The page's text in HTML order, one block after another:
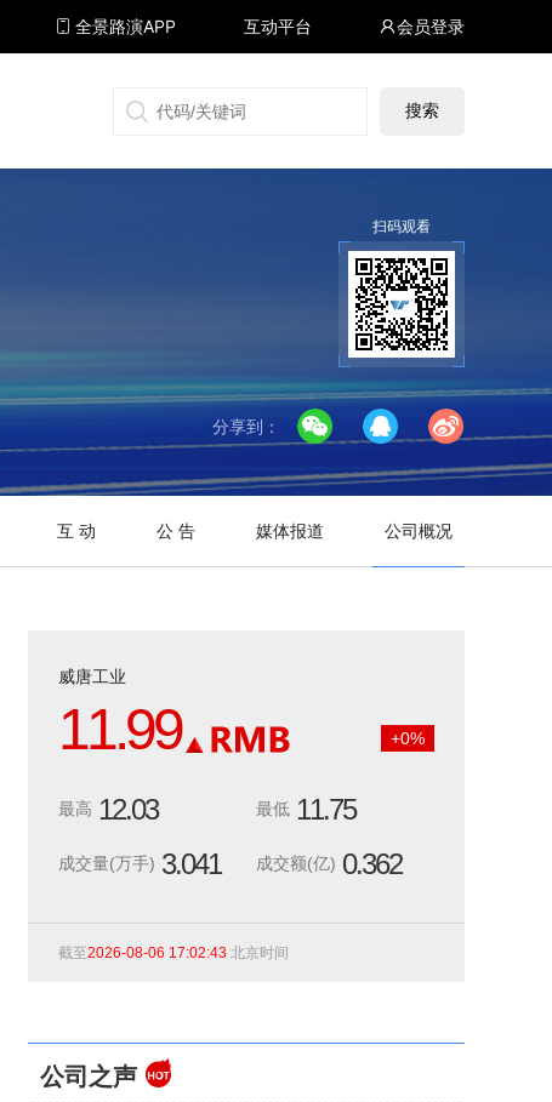
搜狐号 同顺号 雪球号 生活号
全景路演APP 互动平台 会员登录
扫码观看
分享到：
互 动 公 告 媒体报道 公司概况
威唐工业
11.99 +0%
最高 12.03 最低 11.75
成交量(万手) 3.041 成交额(亿) 0.362
截至2026-08-06 17:02:43 北京时间
公司之声